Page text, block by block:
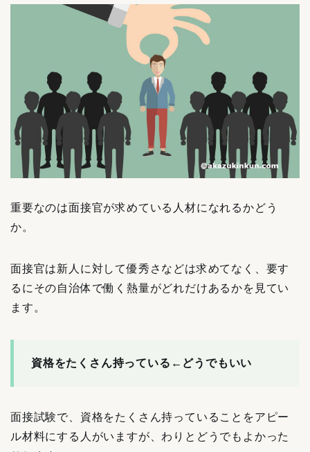
重要なのは面接官が求めている人材になれるかどう
か。
面接官は新人に対して優秀さなどは求めてなく、要す
るにその自治体で働く熱量がどれだけあるかを見てい
ます。
資格をたくさん持っている←どうでもいい
面接試験で、資格をたくさん持っていることをアピー
ル材料にする人がいますが、わりとどうでもよかった